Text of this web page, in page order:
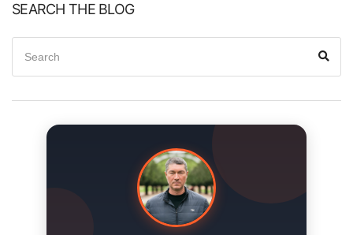
SEARCH THE BLOG
Search
for: